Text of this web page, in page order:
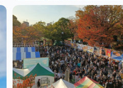
盆踊り